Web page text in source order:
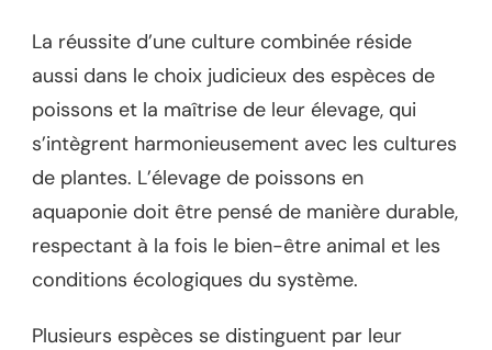
La réussite d’une culture combinée réside
aussi dans le choix judicieux des espèces de
poissons et la maîtrise de leur élevage, qui
s’intègrent harmonieusement avec les cultures
de plantes. L’élevage de poissons en
aquaponie doit être pensé de manière durable,
respectant à la fois le bien-être animal et les
conditions écologiques du système.
Plusieurs espèces se distinguent par leur